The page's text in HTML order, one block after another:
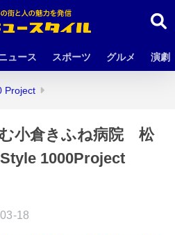
ュース スポーツ グルメ 演劇
Project
小倉きふね病院 松
1000Project
18